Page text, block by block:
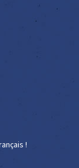
!